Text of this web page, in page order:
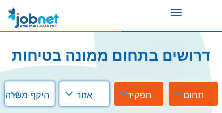
Toggle
דרושים בתחום ממונה בטיחות
תחום תפקיד אזור היקף משרה